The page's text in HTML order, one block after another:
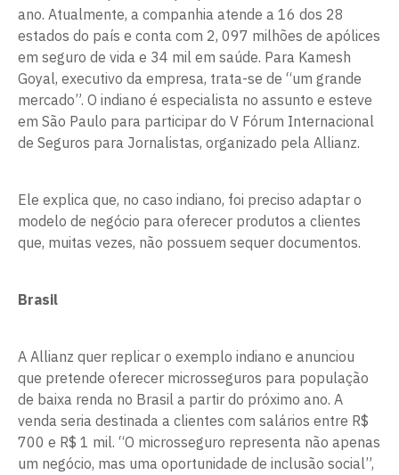
ano. Atualmente, a companhia atende a 16 dos 28
estados do país e conta com 2, 097 milhões de apólices
em seguro de vida e 34 mil em saúde. Para Kamesh
Goyal, executivo da empresa, trata-se de “um grande
mercado”. O indiano é especialista no assunto e esteve
em São Paulo para participar do V Fórum Internacional
de Seguros para Jornalistas, organizado pela Allianz.
Ele explica que, no caso indiano, foi preciso adaptar o
modelo de negócio para oferecer produtos a clientes
que, muitas vezes, não possuem sequer documentos.
Brasil
A Allianz quer replicar o exemplo indiano e anunciou
que pretende oferecer microsseguros para população
de baixa renda no Brasil a partir do próximo ano. A
venda seria destinada a clientes com salários entre R$
700 e R$ 1 mil. “O microsseguro representa não apenas
um negócio, mas uma oportunidade de inclusão social”,